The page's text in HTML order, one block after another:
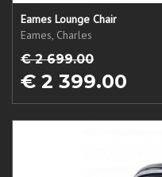
Eames Lounge Chair
Eames, Charles
€ 2 699.00
€ 2 399.00